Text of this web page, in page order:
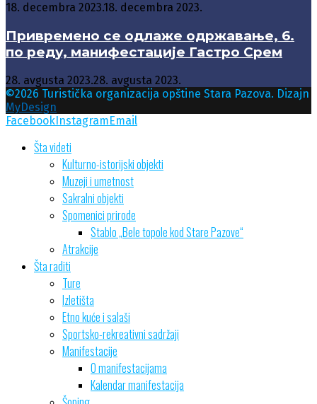
18. decembra 2023.18. decembra 2023.
Привремено се одлаже одржавање, 6.
по реду, манифестације Гастро Срем
28. avgusta 2023.28. avgusta 2023.
©2026 Turistička organizacija opštine Stara Pazova. Dizajn
MyDesign
FacebookInstagramEmail
Šta videti
Kulturno-istorijski objekti
Muzeji i umetnost
Sakralni objekti
Spomenici prirode
Stablo „Bele topole kod Stare Pazove“
Atrakcije
Šta raditi
Ture
Izletišta
Etno kuće i salaši
Sportsko-rekreativni sadržaji
Manifestacije
O manifestacijama
Kalendar manifestacija